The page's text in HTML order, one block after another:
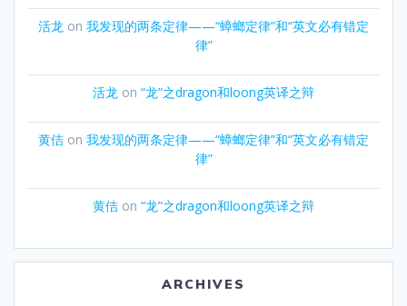
活龙 on 我发现的两条定律——“蟑螂定律”和“英文必有错定
律”
活龙 on “龙”之dragon和loong英译之辩
黄佶 on 我发现的两条定律——“蟑螂定律”和“英文必有错定
律”
黄佶 on “龙”之dragon和loong英译之辩
ARCHIVES